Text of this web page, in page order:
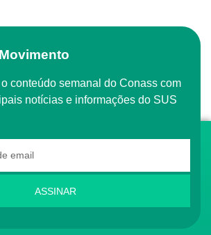
notícias e informações do SUS
ASSINAR